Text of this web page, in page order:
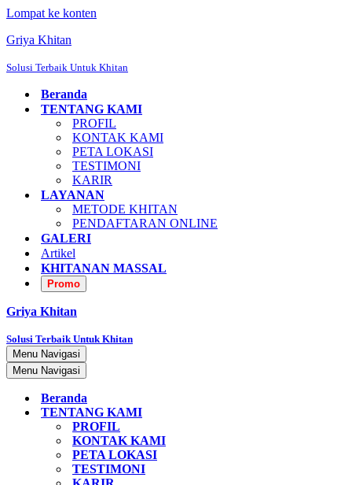
Lompat ke konten
Griya Khitan
Solusi Terbaik Untuk Khitan
Beranda
TENTANG KAMI
PROFIL
KONTAK KAMI
PETA LOKASI
TESTIMONI
KARIR
LAYANAN
METODE KHITAN
PENDAFTARAN ONLINE
GALERI
Artikel
KHITANAN MASSAL
Promo
Griya Khitan
Solusi Terbaik Untuk Khitan
Menu Navigasi
Menu Navigasi
Beranda
TENTANG KAMI
PROFIL
KONTAK KAMI
PETA LOKASI
TESTIMONI